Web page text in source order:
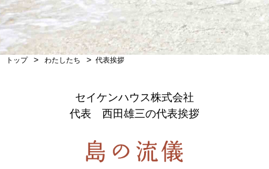
トップ わたしたち 代表挨拶
セイケンハウス株式会社
代表 西田雄三の代表挨拶